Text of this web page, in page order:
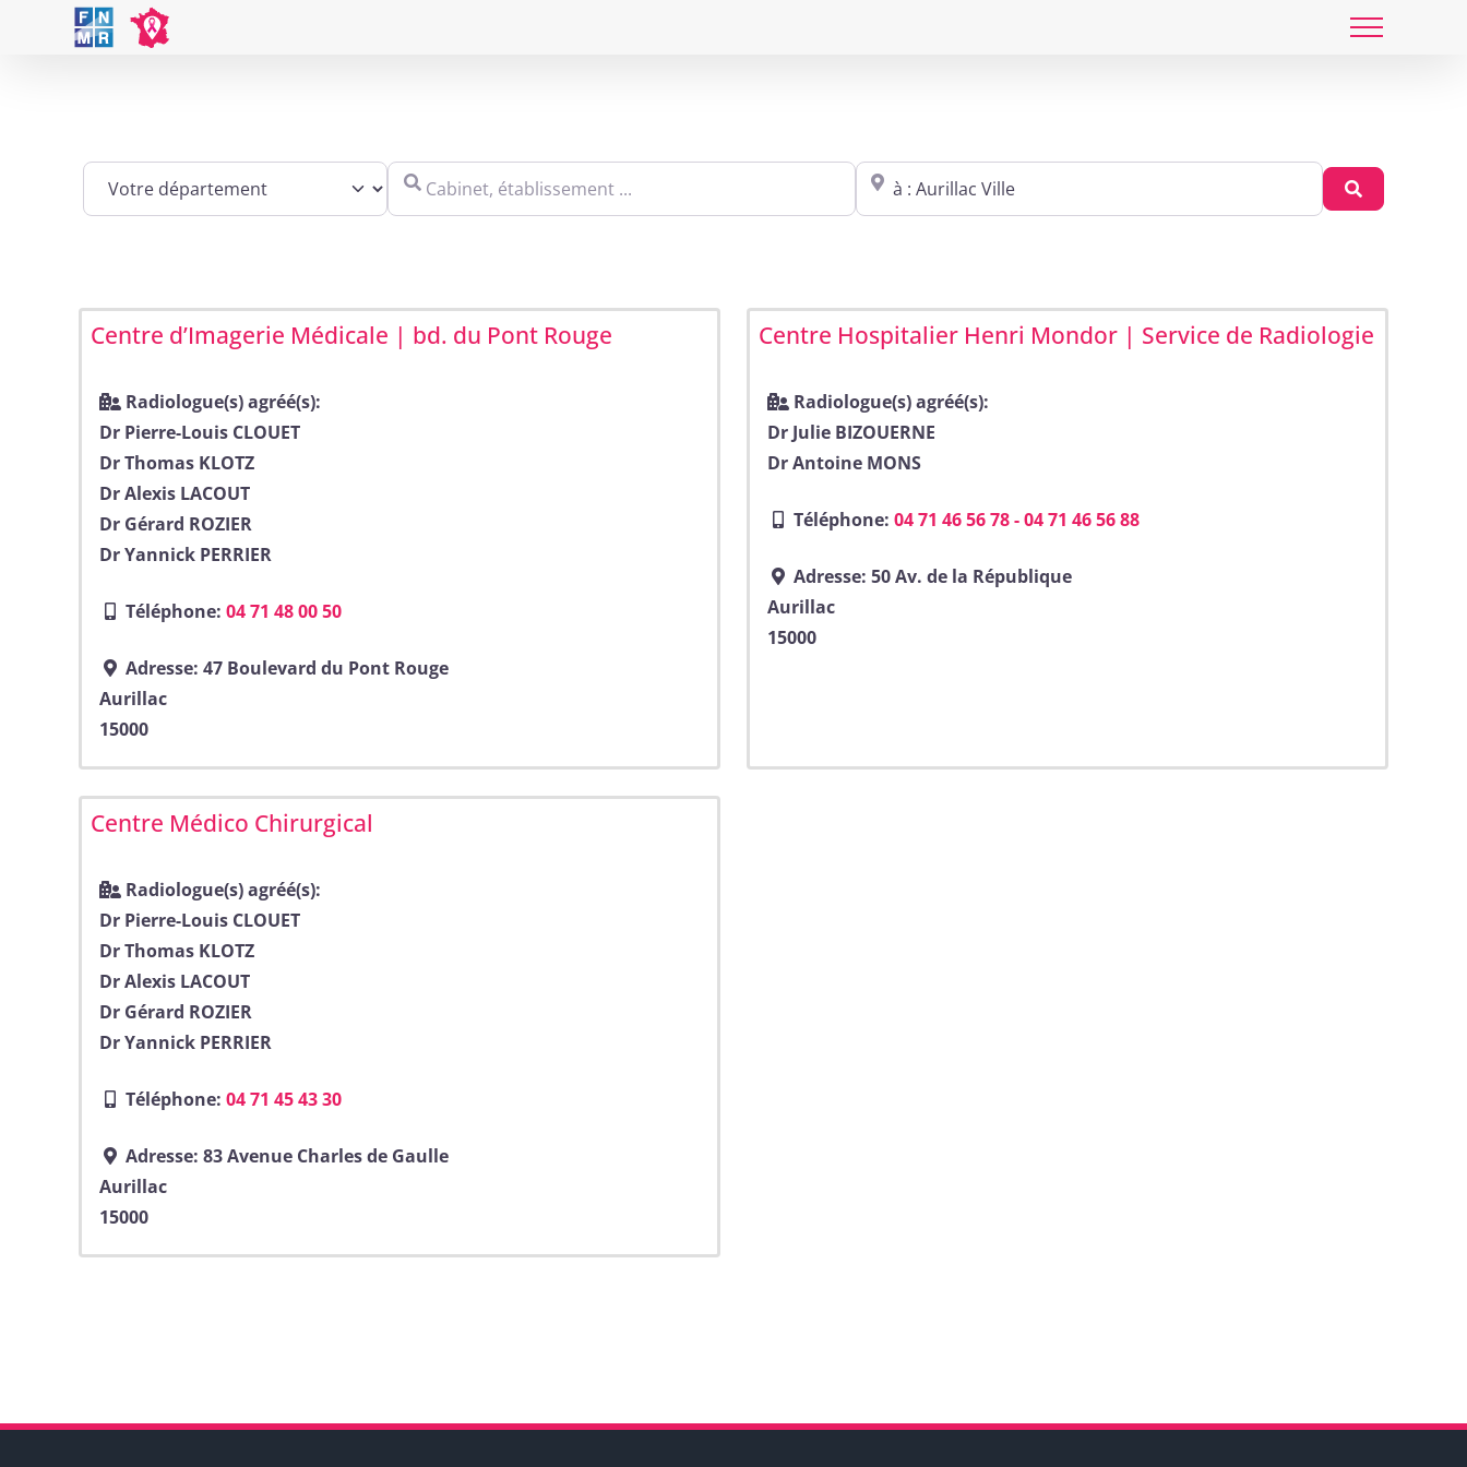
Cabinet, établissement ... Proche de : ville, cp, lieu ... Recherche
Centre d’Imagerie Médicale | bd. du Pont Rouge
Radiologue(s) agréé(s):
Dr Pierre-Louis CLOUET
Dr Thomas KLOTZ
Dr Alexis LACOUT
Dr Gérard ROZIER
Dr Yannick PERRIER
Téléphone: 04 71 48 00 50
Adresse: 47 Boulevard du Pont Rouge
Aurillac
15000
Centre Hospitalier Henri Mondor | Service de Radiologie
Radiologue(s) agréé(s):
Dr Julie BIZOUERNE
Dr Antoine MONS
Téléphone: 04 71 46 56 78 - 04 71 46 56 88
Adresse: 50 Av. de la République
Aurillac
15000
Centre Médico Chirurgical
Radiologue(s) agréé(s):
Dr Pierre-Louis CLOUET
Dr Thomas KLOTZ
Dr Alexis LACOUT
Dr Gérard ROZIER
Dr Yannick PERRIER
Téléphone: 04 71 45 43 30
Adresse: 83 Avenue Charles de Gaulle
Aurillac
15000